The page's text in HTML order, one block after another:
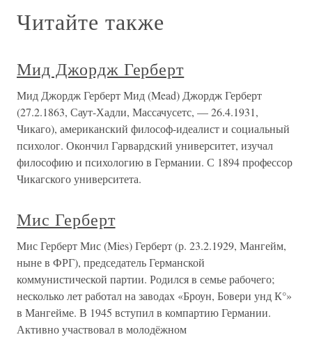
Читайте также
Мид Джордж Герберт
Мид Джордж Герберт Мид (Mead) Джордж Герберт
(27.2.1863, Саут-Хадли, Массачусетс, — 26.4.1931,
Чикаго), американский философ-идеалист и социальный
психолог. Окончил Гарвардский университет, изучал
философию и психологию в Германии. С 1894 профессор
Чикагского университета.
Мис Герберт
Мис Герберт Мис (Mies) Герберт (р. 23.2.1929, Мангейм,
ныне в ФРГ), председатель Германской
коммунистической партии. Родился в семье рабочего;
несколько лет работал на заводах «Броун, Бовери унд К°»
в Мангейме. В 1945 вступил в компартию Германии.
Активно участвовал в молодёжном